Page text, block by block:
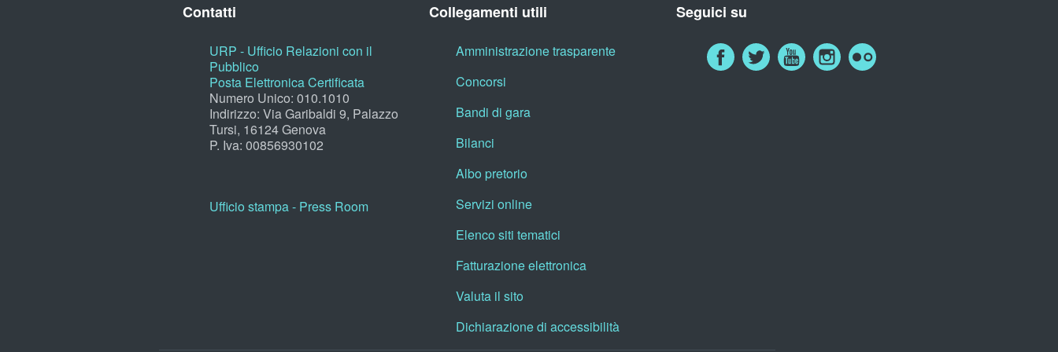
Contatti
URP - Ufficio Relazioni con il
Pubblico
Posta Elettronica Certificata
Numero Unico: 010.1010
Indirizzo: Via Garibaldi 9, Palazzo
Tursi, 16124 Genova
P. Iva: 00856930102
Ufficio stampa - Press Room
Collegamenti utili
Amministrazione trasparente
Concorsi
Bandi di gara
Bilanci
Albo pretorio
Servizi online
Elenco siti tematici
Fatturazione elettronica
Valuta il sito
Dichiarazione di accessibilità
Seguici su